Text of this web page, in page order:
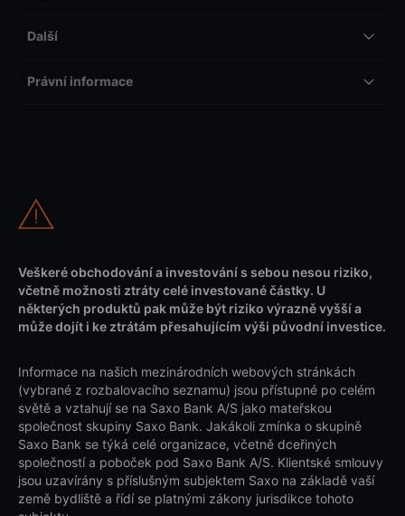
Další
Právní informace
Veškeré obchodování a investování s sebou nesou riziko,
včetně možnosti ztráty celé investované částky. U
některých produktů pak může být riziko výrazně vyšší a
může dojít i ke ztrátám přesahujícím výši původní investice.
Informace na našich mezinárodních webových stránkách
(vybrané z rozbalovacího seznamu) jsou přístupné po celém
světě a vztahují se na Saxo Bank A/S jako mateřskou
společnost skupiny Saxo Bank. Jakákoli zmínka o skupině
Saxo Bank se týká celé organizace, včetně dceřiných
společností a poboček pod Saxo Bank A/S. Klientské smlouvy
jsou uzavírány s příslušným subjektem Saxo na základě vaší
země bydliště a řídí se platnými zákony jurisdikce tohoto